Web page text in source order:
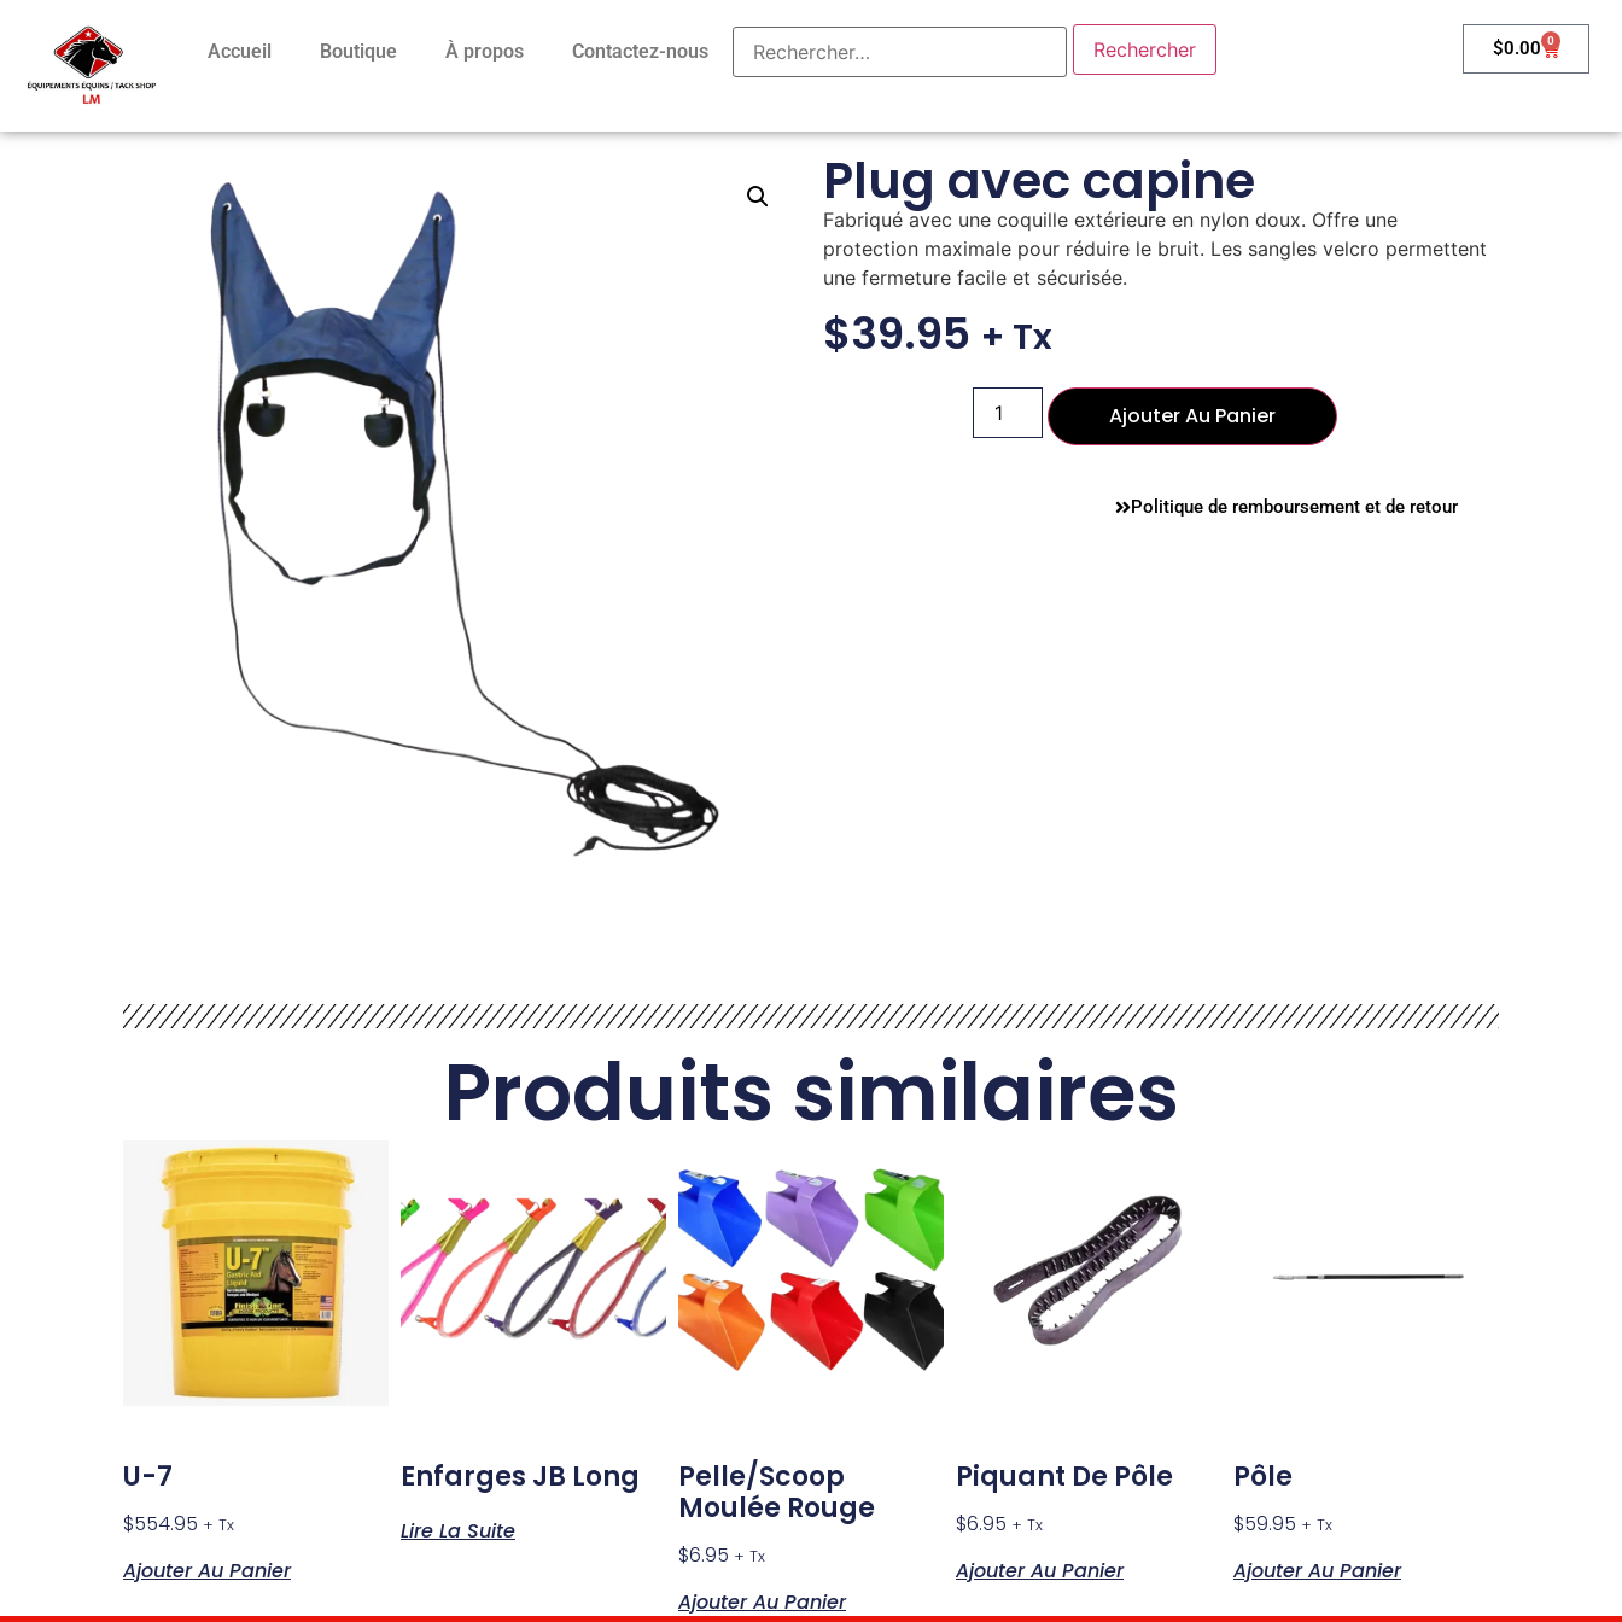
Accueil Boutique À propos Contactez-nous $0.00 0
Plug avec capine
Fabriqué avec une coquille extérieure en nylon doux. Offre une
protection maximale pour réduire le bruit. Les sangles velcro permettent
une fermeture facile et sécurisée.
$39.95 + Tx
Ajouter Au Panier
Politique de remboursement et de retour
Produits similaires
U-7
$554.95 + Tx
Ajouter Au Panier
Enfarges JB Long
Lire La Suite
Pelle/Scoop
Moulée Rouge
$6.95 + Tx
Ajouter Au Panier
Piquant De Pôle
$6.95 + Tx
Ajouter Au Panier
Pôle
$59.95 + Tx
Ajouter Au Panier